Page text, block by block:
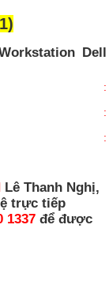
Dell
pin 6 tháng :
loại :
các loai :
Lê Thanh Nghị,
trực tiếp
1337để được